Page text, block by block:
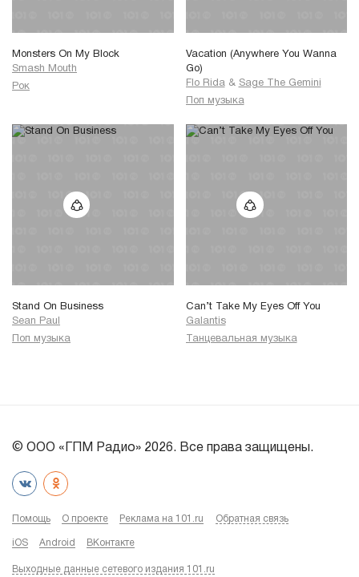
Monsters On My Block
Smash Mouth
Рок
Vacation (Anywhere You Wanna
Go)
Flo Rida & Sage The Gemini
Поп музыка
Stand On Business
Sean Paul
Поп музыка
Can’t Take My Eyes Off You
Galantis
Танцевальная музыка
© ООО «ГПМ Радио» 2026. Все права защищены.
Помощь О проекте Реклама на 101.ru Обратная связь
iOS Android ВКонтакте
Выходные данные сетевого издания 101.ru